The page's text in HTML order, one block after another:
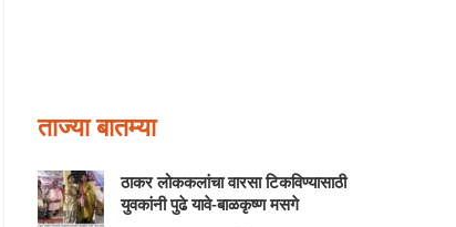
ताज्या बातम्या
ठाकर लोककलांचा वारसा टिकविण्यासाठी
युवकांनी पुढे यावे-बाळकृष्ण मसगे